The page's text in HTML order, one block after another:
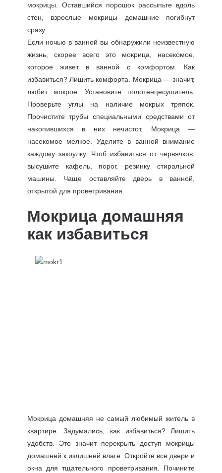
мокрицы. Оставшийся порошок рассыпьте вдоль
стен, взрослые мокрицы домашние погибнут
сразу.
Если ночью в ванной вы обнаружили неизвестную
жизнь, скорее всего это мокрица, насекомое,
которое живет в ванной с комфортом. Как
избавиться? Лишить комфорта. Мокрица — значит,
любит мокрое. Установите полотенцесушитель.
Проверьте углы на наличие мокрых тряпок.
Прочистите трубы специальными средствами от
накопившихся в них нечистот. Мокрица —
насекомое мелкое. Уделите в ванной внимание
каждому закоулку. Чтоб избавиться от червячков,
высушите кафель, порог, резинку стиральной
машины. Чаще оставляйте дверь в ванной,
открытой для проветривания.
Мокрица домашняя
как избавиться
Мокрица домашняя не самый любимый житель в
квартире. Задумались, как избавиться? Лишить
удобств. Это значит перекрыть доступ мокрицы
домашней к излишней влаге. Откройте все двери и
окна для тщательного проветривания. Почините